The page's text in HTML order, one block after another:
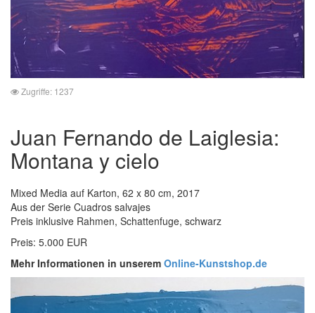
Zugriffe: 1237
Juan Fernando de Laiglesia:
Montana y cielo
Mixed Media auf Karton, 62 x 80 cm, 2017
Aus der Serie Cuadros salvajes
Preis inklusive Rahmen, Schattenfuge, schwarz
Preis: 5.000 EUR
Mehr Informationen in unserem Online-Kunstshop.de